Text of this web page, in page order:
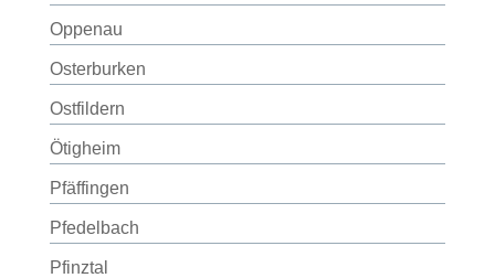
Oppenau
Osterburken
Ostfildern
Ötigheim
Pfäffingen
Pfedelbach
Pfinztal